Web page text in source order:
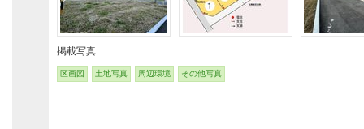
掲載写真
区画図 土地写真 周辺環境 その他写真